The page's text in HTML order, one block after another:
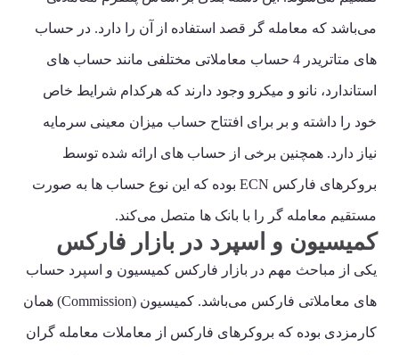
می‌باشد که معامله گر قصد استفاده از آن را دارد. در حساب
های متاتریدر 4 حساب معاملاتی مختلفی مانند حساب های
استاندارد، نانو و میکرو وجود دارند که هرکدام شرایط خاص
خود را داشته و بر برای افتتاح حساب میزان معینی سرمایه
نیاز دارد. همچنین برخی از حساب های ارائه شده توسط
بروکرهای فارکس ECN بوده که این نوع حساب ها به صورت
مستقیم معامله گر را با بانک ها متصل می‌کند.
کمیسیون و اسپرد در بازار فارکس
یکی از مباحث مهم در بازار فارکس کمیسیون و اسپرد حساب
های معاملاتی فارکس می‌باشد. کمیسیون (Commission) همان
کارمزدی بوده که بروکرهای فارکس از معاملات معامله گران